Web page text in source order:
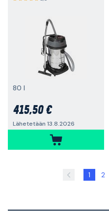
80 l
415,50 €
Lähetetään 13.8.2026
1 2